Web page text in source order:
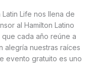
Life nos llena de
al Hamilton Latino
que cada año reúne a
alegría nuestras raíces
evento gratuito es uno